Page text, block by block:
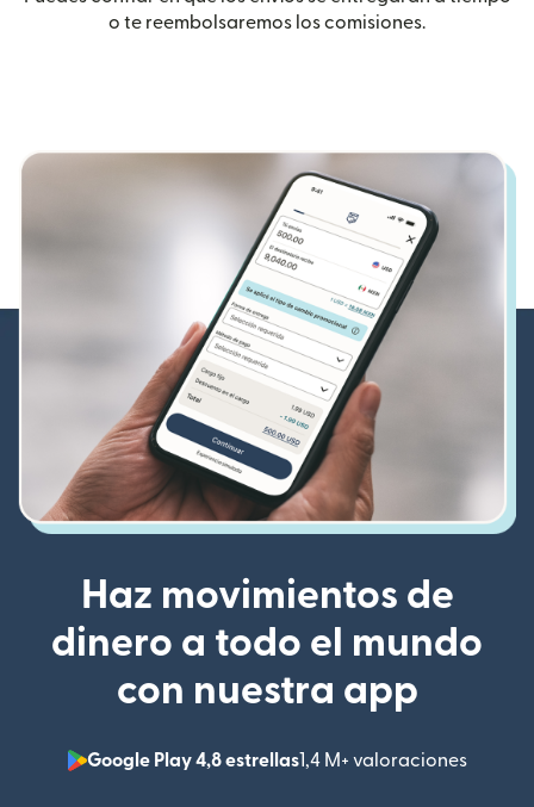
o te reembolsaremos los comisiones.
Haz movimientos de
dinero a todo el mundo
con nuestra app
Google Play 4,8 estrellas1,4 M+ valoraciones
(se